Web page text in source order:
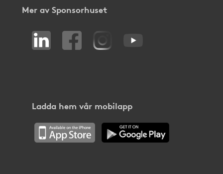
Mer av Sponsorhuset
Ladda hem vår mobilapp